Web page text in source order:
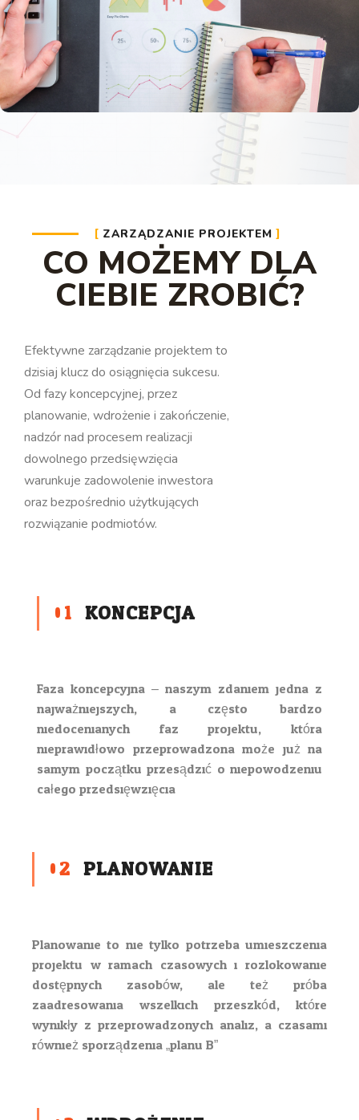
ZARZĄDZANIE PROJEKTEM
CO MOŻEMY DLA
CIEBIE ZROBIĆ?
Efektywne zarządzanie projektem to
dzisiaj klucz do osiągnięcia sukcesu.
Od fazy koncepcyjnej, przez
planowanie, wdrożenie i zakończenie,
nadzór nad procesem realizacji
dowolnego przedsięwzięcia
warunkuje zadowolenie inwestora
oraz bezpośrednio użytkujących
rozwiązanie podmiotów.
01 KONCEPCJA
Faza koncepcyjna – naszym zdaniem jedna z
najważniejszych, a często bardzo
niedocenianych faz projektu, która
nieprawidłowo przeprowadzona może już na
samym początku przesądzić o niepowodzeniu
całego przedsięwzięcia.
02 PLANOWANIE
Planowanie to nie tylko potrzeba umieszczenia
projektu w ramach czasowych i rozlokowanie
dostępnych zasobów, ale też próba
zaadresowania wszelkich przeszkód, które
wynikły z przeprowadzonych analiz, a czasami
również sporządzenia „planu B”.